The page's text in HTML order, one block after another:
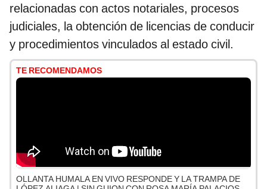
relacionadas con actos notariales, procesos
judiciales, la obtención de licencias de conducir
y procedimientos vinculados al estado civil.
TE RECOMENDAMOS
OLLANTA HUMALA EN VIVO RESPONDE Y LA TRAMPA DE